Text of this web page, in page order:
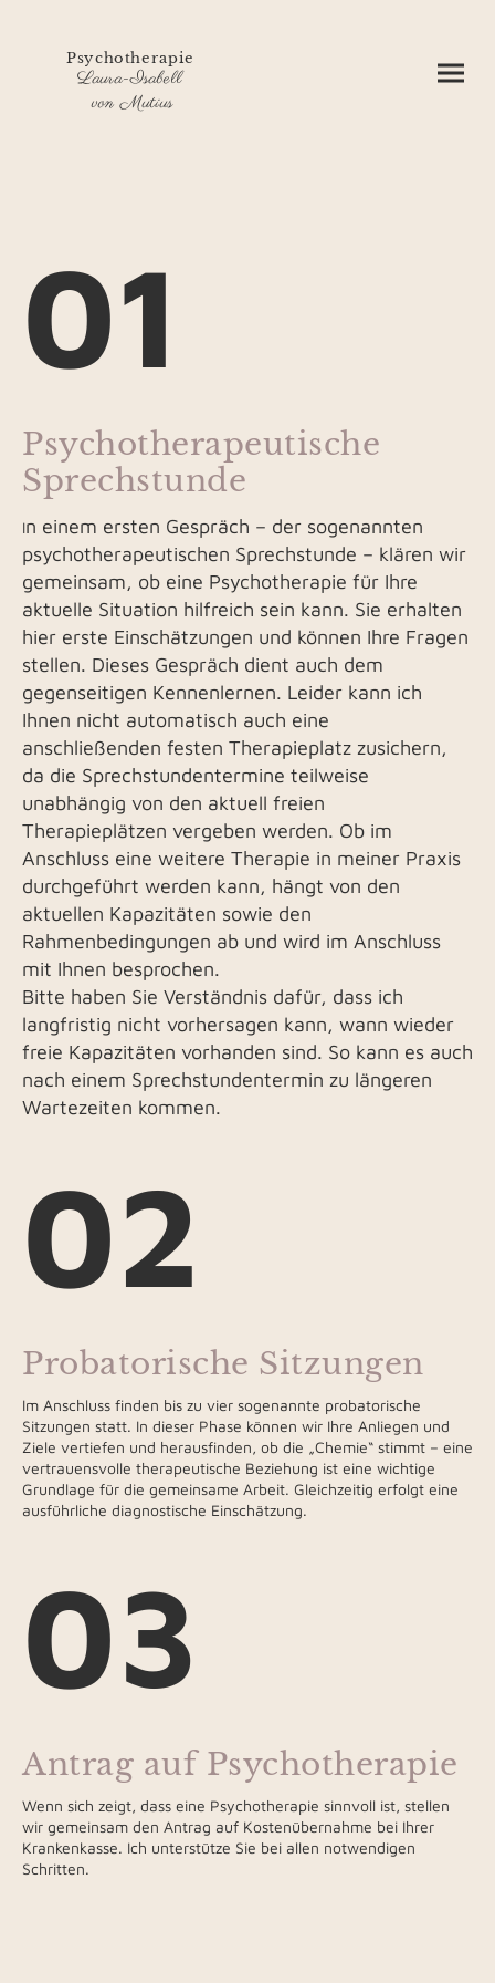
Psychotherapie
Laura-Isabell
von Mutius
01
Psychotherapeutische
Sprechstunde
In einem ersten Gespräch – der sogenannten
psychotherapeutischen Sprechstunde – klären wir
gemeinsam, ob eine Psychotherapie für Ihre
aktuelle Situation hilfreich sein kann. Sie erhalten
hier erste Einschätzungen und können Ihre Fragen
stellen. Dieses Gespräch dient auch dem
gegenseitigen Kennenlernen. Leider kann ich
Ihnen nicht automatisch auch eine
anschließenden festen Therapieplatz zusichern,
da die Sprechstundentermine teilweise
unabhängig von den aktuell freien
Therapieplätzen vergeben werden. Ob im
Anschluss eine weitere Therapie in meiner Praxis
durchgeführt werden kann, hängt von den
aktuellen Kapazitäten sowie den
Rahmenbedingungen ab und wird im Anschluss
mit Ihnen besprochen.
Bitte haben Sie Verständnis dafür, dass ich
langfristig nicht vorhersagen kann, wann wieder
freie Kapazitäten vorhanden sind. So kann es auch
nach einem Sprechstundentermin zu längeren
Wartezeiten kommen.
Probatorische Sitzungen
02
Im Anschluss finden bis zu vier sogenannte probatorische
Sitzungen statt. In dieser Phase können wir Ihre Anliegen und
Ziele vertiefen und herausfinden, ob die „Chemie“ stimmt – eine
vertrauensvolle therapeutische Beziehung ist eine wichtige
Grundlage für die gemeinsame Arbeit. Gleichzeitig erfolgt eine
ausführliche diagnostische Einschätzung.
03
Antrag auf Psychotherapie
Wenn sich zeigt, dass eine Psychotherapie sinnvoll ist, stellen
wir gemeinsam den Antrag auf Kostenübernahme bei Ihrer
Krankenkasse. Ich unterstütze Sie bei allen notwendigen
Schritten.